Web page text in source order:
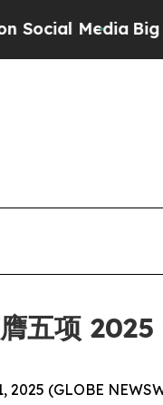
Media Big Food
五项 2025
2025 (GLOBE